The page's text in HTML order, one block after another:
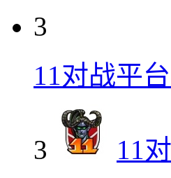
3
11对战平
3
11